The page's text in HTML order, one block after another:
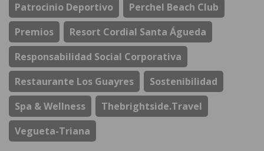
Patrocinio Deportivo
Perchel Beach Club
Premios
Resort Cordial Santa Águeda
Responsabilidad Social Corporativa
Restaurante Los Guayres
Sostenibilidad
Spa & Wellness
Thebrightside.travel
Vegueta-Triana